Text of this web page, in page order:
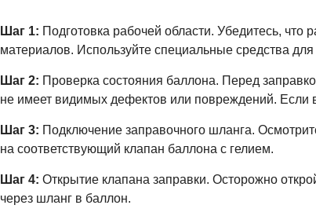
Шаг 1: Подготовка рабочей области. Убедитесь,
материалов. Используйте специальные средства
Шаг 2: Проверка состояния баллона. Перед
не имеет видимых дефектов или повреждений. Если
Шаг 3: Подключение заправочного шланга.
на соответствующий клапан баллона с гелием.
Шаг 4: Открытие клапана заправки. Осторожно
через шланг в баллон.